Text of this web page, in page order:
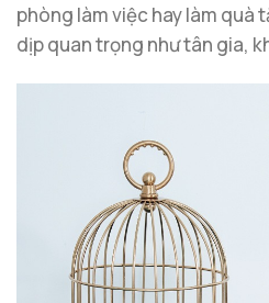
phòng làm việc hay làm quà
dịp quan trọng như tân gia,